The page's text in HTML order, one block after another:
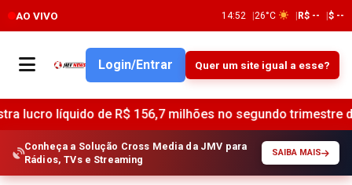
AO VIVO 14:53 26°C R$ -- $ --
Login/Entrar Quer um site igual a esse?
de R$ 156,7 milhões no segundo trimestre de 2025 •
Conheça a Solução Cross Media da JMV para
Rádios, TVs e Streaming
SAIBA MAIS